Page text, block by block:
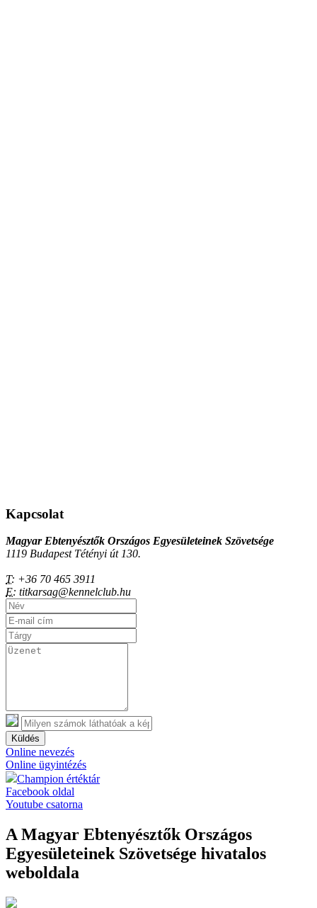
Kapcsolat
Magyar Ebtenyésztők Országos Egyesületeinek Szövetsége
1119 Budapest Tétényi út 130.
T: +36 70 465 3911
E: titkarsag@kennelclub.hu
Küldés
Online nevezés
Online ügyintézés
Champion értéktár
Facebook oldal
Youtube csatorna
A Magyar Ebtenyésztők Országos
Egyesületeinek Szövetsége hivatalos
weboldala